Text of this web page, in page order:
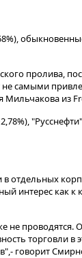
пролива,
не самыми
из
отдельных
интерес как к
проводятся.
торговли в
говорит